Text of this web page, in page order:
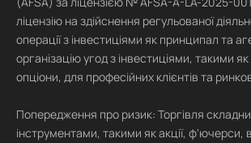
ліцензію на здійснення регульованої
операції з інвестиціями як принципал та
організацію угод з інвестиціями, такими
опціони, для професійних клієнтів та
Попередження про ризик: Торгівля
інструментами, такими як акції, ф'ючерси,